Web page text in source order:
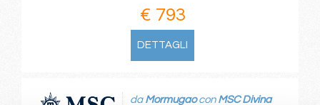
€ 793
DETTAGLI
da Mormugaocon MSC Divina